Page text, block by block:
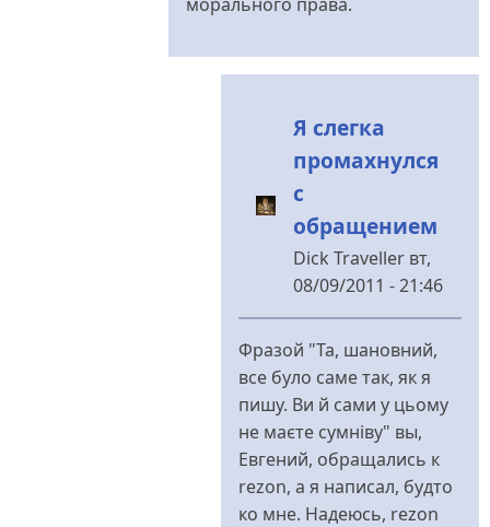
Я слегка
промахнулся
с
обращением
Dick Travellerвт,
08/09/2011 - 21:46
У
відповідь
В
очень
нехороший
пост
Фразой "Та, шановний,
все було саме так, як я
пишу. Ви й сами у цьому
не маєте сумніву" вы,
Евгений, обращались к
rezon, а я написал, будто
ко мне. Надеюсь, rezon